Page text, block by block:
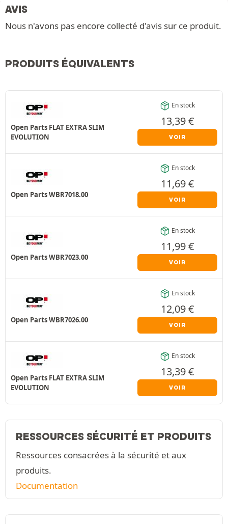
AVIS
Nous n'avons pas encore collecté d'avis sur ce produit.
PRODUITS ÉQUIVALENTS
Open Parts FLAT EXTRA SLIM
EVOLUTION
En stock
13,39€
VOIR
Open Parts WBR7018.00
En stock
11,69€
VOIR
Open Parts WBR7023.00
En stock
11,99€
VOIR
Open Parts WBR7026.00
En stock
12,09€
VOIR
Open Parts FLAT EXTRA SLIM
EVOLUTION
En stock
13,39€
VOIR
RESSOURCES SÉCURITÉ ET PRODUITS
Ressources consacrées à la sécurité et aux
produits.
Documentation